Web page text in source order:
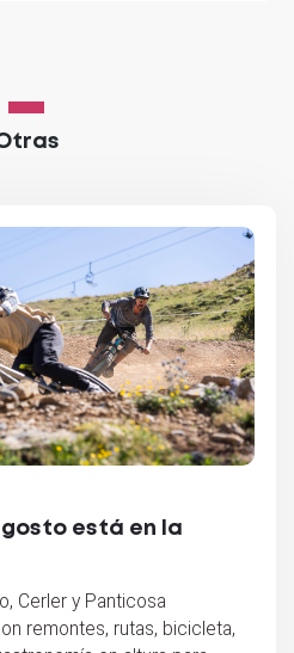
está en la
Cerler y Panticosa
remontes, rutas, bicicleta,